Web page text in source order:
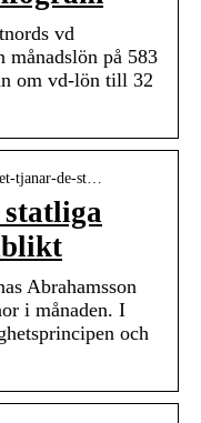
vd
månadslön på 583
om vd-lön till 32
tjanar-de-st…
Abrahamsson
i månaden. I
och